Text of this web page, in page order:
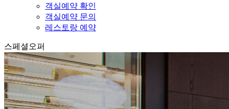
객실예약 확인
객실예약 문의
레스토랑 예약
스페셜오퍼